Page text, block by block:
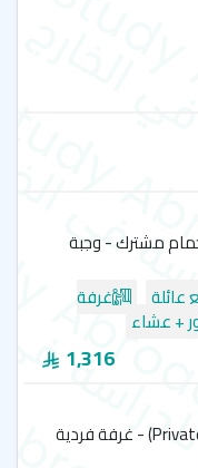
مشترك - وجبة
غرفة
+ عشاء
1,316
سكن الطلبة (Private Studio apartment) - غرفة فردية